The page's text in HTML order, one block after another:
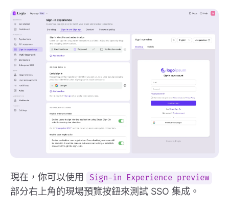
現在，你可以使用 Sign-in Experience preview
部分右上角的現場預覽按鈕來測試 SSO 集成。